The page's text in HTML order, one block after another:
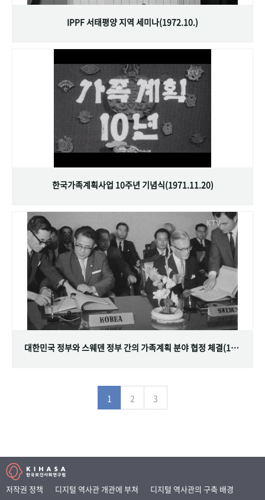
IPPF 서태평양 지역 세미나(1972.10.)
한국가족계획사업 10주년 기념식(1971.11.20)
대한민국 정부와 스웨덴 정부 간의 가족계획 분야 협정 체결(1968.07.12)
1 2 3
저작권 정책 디지털 역사관 개관에 부쳐
디지털 역사관의 구축 배경